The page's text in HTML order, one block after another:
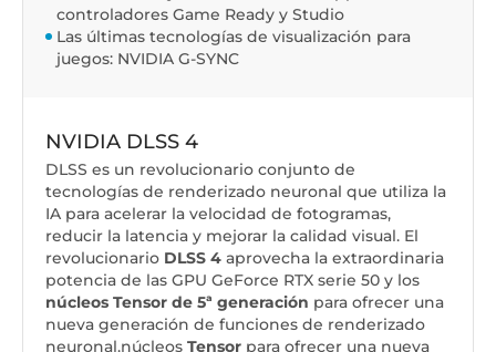
controladores Game Ready y Studio
Las últimas tecnologías de visualización para
juegos: NVIDIA G-SYNC
NVIDIA DLSS 4
DLSS es un revolucionario conjunto de
tecnologías de renderizado neuronal que utiliza la
IA para acelerar la velocidad de fotogramas,
reducir la latencia y mejorar la calidad visual. El
revolucionario DLSS 4 aprovecha la extraordinaria
potencia de las GPU GeForce RTX serie 50 y los
núcleos Tensor de 5ª generación para ofrecer una
nueva generación de funciones de renderizado
neuronal.núcleos Tensor para ofrecer una nueva